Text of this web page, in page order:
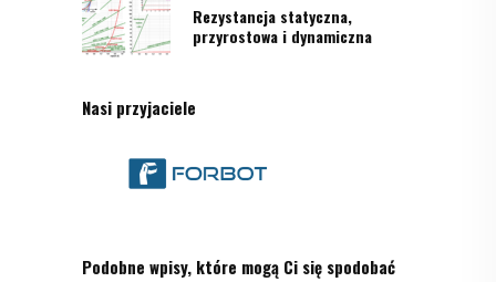
Rezystancja statyczna,
przyrostowa i dynamiczna
Nasi przyjaciele
Podobne wpisy, które mogą Ci się spodobać